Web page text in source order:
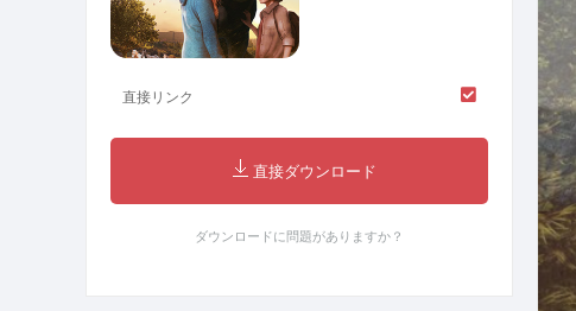
直接リンク
直接ダウンロード
ダウンロードに問題がありますか？